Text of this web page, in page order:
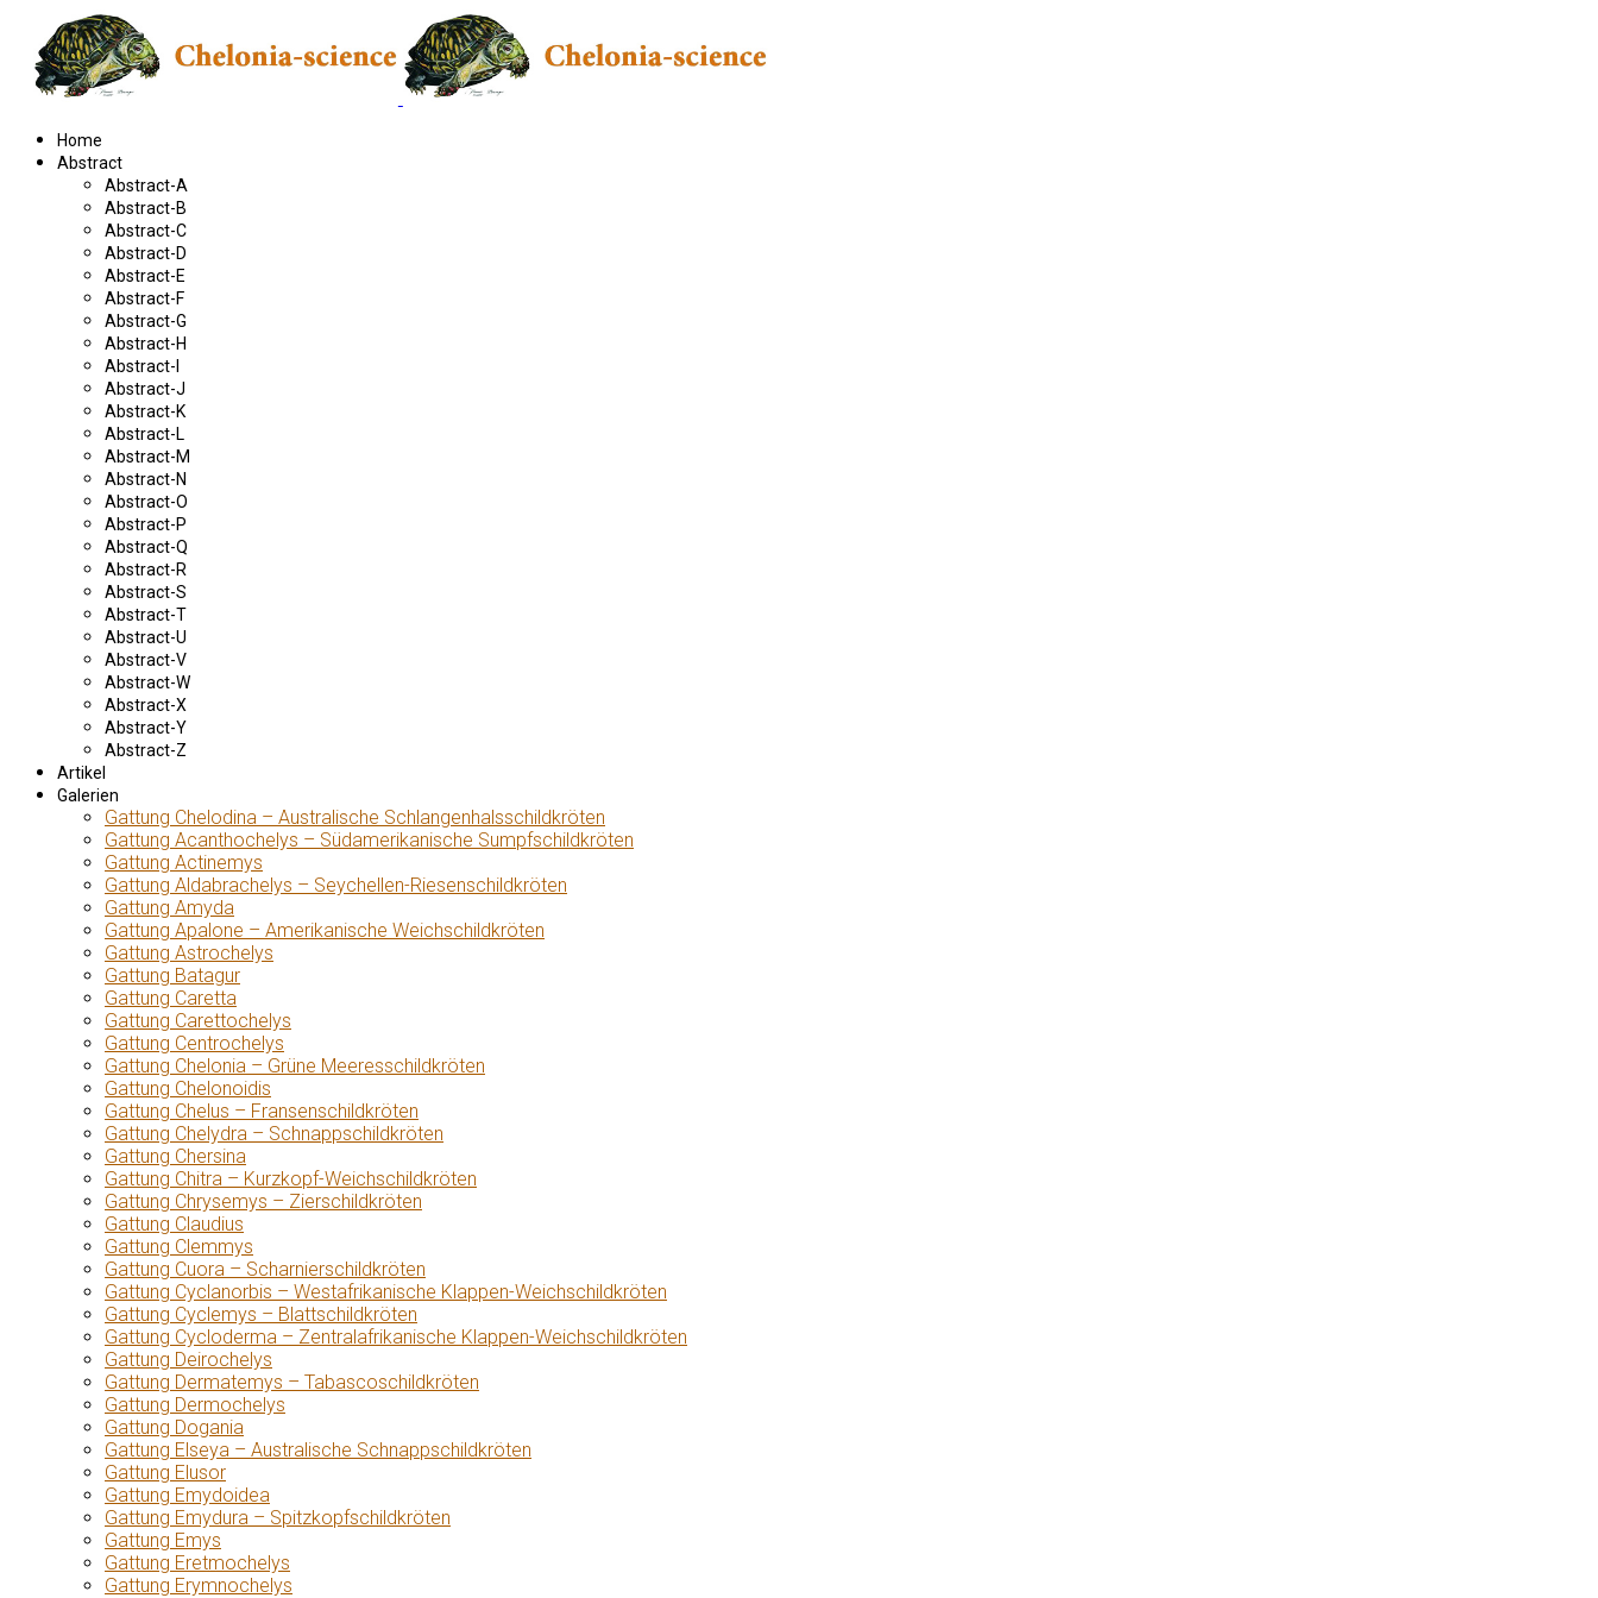
Home
Abstract
Abstract-A
Abstract-B
Abstract-C
Abstract-D
Abstract-E
Abstract-F
Abstract-G
Abstract-H
Abstract-I
Abstract-J
Abstract-K
Abstract-L
Abstract-M
Abstract-N
Abstract-O
Abstract-P
Abstract-Q
Abstract-R
Abstract-S
Abstract-T
Abstract-U
Abstract-V
Abstract-W
Abstract-X
Abstract-Y
Abstract-Z
Artikel
Galerien
Gattung Chelodina – Australische Schlangenhalsschildkröten
Gattung Acanthochelys – Südamerikanische Sumpfschildkröten
Gattung Actinemys
Gattung Aldabrachelys – Seychellen-Riesenschildkröten
Gattung Amyda
Gattung Apalone – Amerikanische Weichschildkröten
Gattung Astrochelys
Gattung Batagur
Gattung Caretta
Gattung Carettochelys
Gattung Centrochelys
Gattung Chelonia – Grüne Meeresschildkröten
Gattung Chelonoidis
Gattung Chelus – Fransenschildkröten
Gattung Chelydra – Schnappschildkröten
Gattung Chersina
Gattung Chitra – Kurzkopf-Weichschildkröten
Gattung Chrysemys – Zierschildkröten
Gattung Claudius
Gattung Clemmys
Gattung Cuora – Scharnierschildkröten
Gattung Cyclanorbis – Westafrikanische Klappen-Weichschildkröten
Gattung Cyclemys – Blattschildkröten
Gattung Cycloderma – Zentralafrikanische Klappen-Weichschildkröten
Gattung Deirochelys
Gattung Dermatemys – Tabascoschildkröten
Gattung Dermochelys
Gattung Dogania
Gattung Elseya – Australische Schnappschildkröten
Gattung Elusor
Gattung Emydoidea
Gattung Emydura – Spitzkopfschildkröten
Gattung Emys
Gattung Eretmochelys
Gattung Erymnochelys